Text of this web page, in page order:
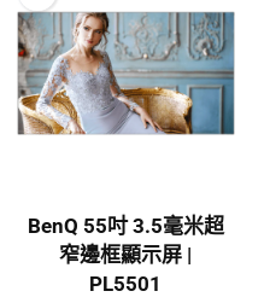
BenQ 55吋 3.5毫米超
窄邊框顯示屏 |
PL5501